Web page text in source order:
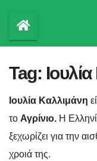
content
Tag:
Ιουλία Καλλιμάνη
το Αγρίνιο. Η
ξεχωρίζει για την
χροιά της.